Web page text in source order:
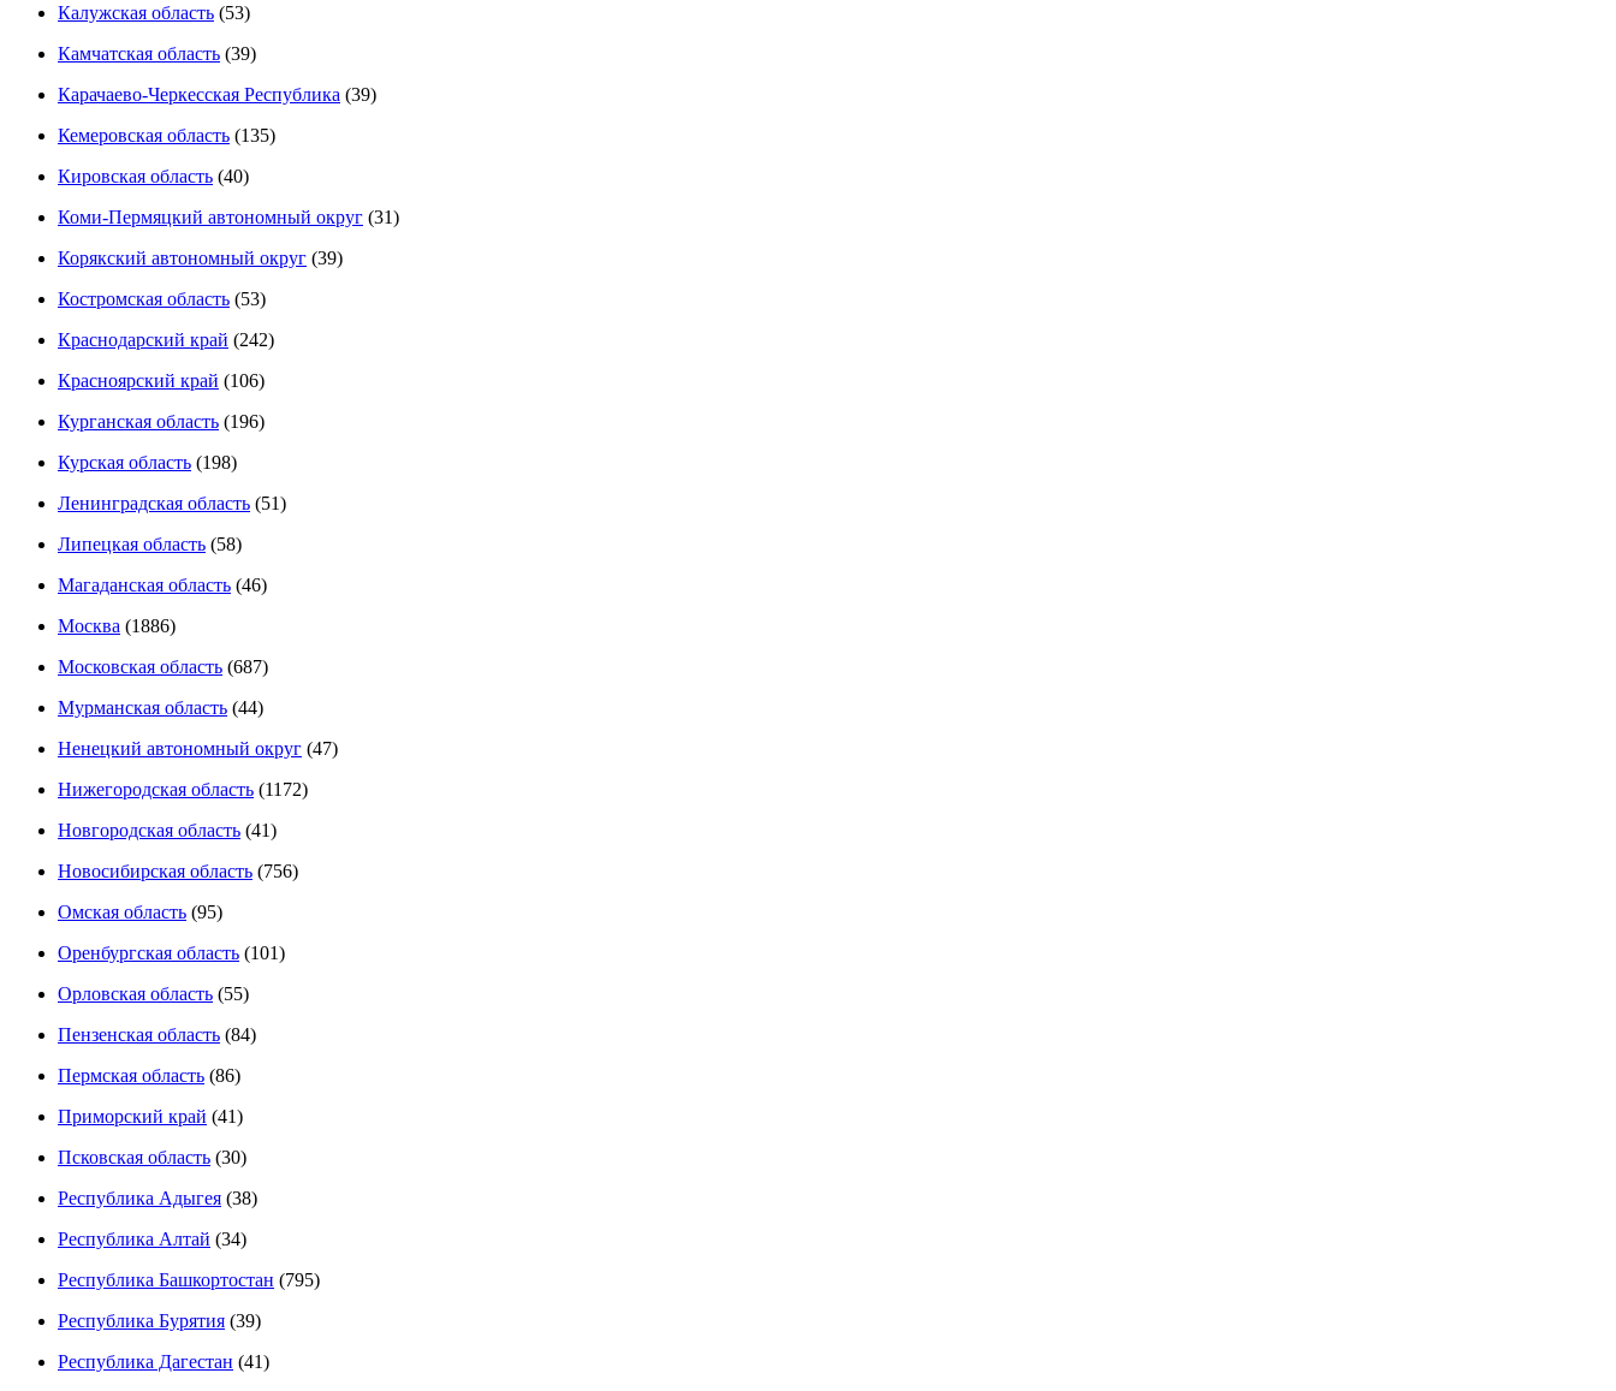
Калужская область (53)
Камчатская область (39)
Карачаево-Черкесская Республика (39)
Кемеровская область (135)
Кировская область (40)
Коми-Пермяцкий автономный округ (31)
Корякский автономный округ (39)
Костромская область (53)
Краснодарский край (242)
Красноярский край (106)
Курганская область (196)
Курская область (198)
Ленинградская область (51)
Липецкая область (58)
Магаданская область (46)
Москва (1886)
Московская область (687)
Мурманская область (44)
Ненецкий автономный округ (47)
Нижегородская область (1172)
Новгородская область (41)
Новосибирская область (756)
Омская область (95)
Оренбургская область (101)
Орловская область (55)
Пензенская область (84)
Пермская область (86)
Приморский край (41)
Псковская область (30)
Республика Адыгея (38)
Республика Алтай (34)
Республика Башкортостан (795)
Республика Бурятия (39)
Республика Дагестан (41)